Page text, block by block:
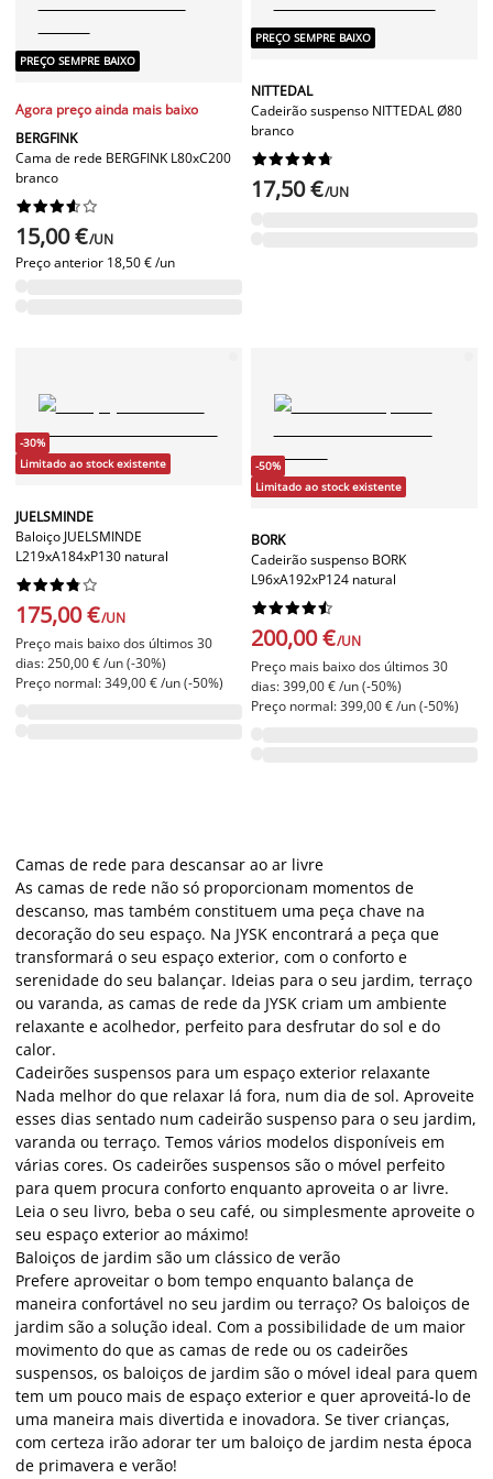
PREÇO SEMPRE BAIXO
Agora preço ainda mais baixo
BERGFINK
Cama de rede BERGFINK L80xC200
branco






15,00 €/UN
Preço anterior 18,50 € /un
PREÇO SEMPRE BAIXO
NITTEDAL
Cadeirão suspenso NITTEDAL Ø80
branco






17,50 €/UN
-30%
Limitado ao stock existente
JUELSMINDE
Baloiço JUELSMINDE
L219xA184xP130 natural






175,00 €/UN
Preço mais baixo dos últimos 30
dias: 250,00 € /un (-30%)
Preço normal: 349,00 € /un (-50%)
-50%
Limitado ao stock existente
BORK
Cadeirão suspenso BORK
L96xA192xP124 natural






200,00 €/UN
Preço mais baixo dos últimos 30
dias: 399,00 € /un (-50%)
Preço normal: 399,00 € /un (-50%)
Camas de rede para descansar ao ar livre
As camas de rede não só proporcionam momentos de
descanso, mas também constituem uma peça chave na
decoração do seu espaço. Na JYSK encontrará a peça que
transformará o seu espaço exterior, com o conforto e
serenidade do seu balançar. Ideias para o seu jardim, terraço
ou varanda, as camas de rede da JYSK criam um ambiente
relaxante e acolhedor, perfeito para desfrutar do sol e do
calor.
Cadeirões suspensos para um espaço exterior relaxante
Nada melhor do que relaxar lá fora, num dia de sol. Aproveite
esses dias sentado num cadeirão suspenso para o seu jardim,
varanda ou terraço. Temos vários modelos disponíveis em
várias cores. Os cadeirões suspensos são o móvel perfeito
para quem procura conforto enquanto aproveita o ar livre.
Leia o seu livro, beba o seu café, ou simplesmente aproveite o
seu espaço exterior ao máximo!
Baloiços de jardim são um clássico de verão
Prefere aproveitar o bom tempo enquanto balança de
maneira confortável no seu jardim ou terraço? Os baloiços de
jardim são a solução ideal. Com a possibilidade de um maior
movimento do que as camas de rede ou os cadeirões
suspensos, os baloiços de jardim são o móvel ideal para quem
tem um pouco mais de espaço exterior e quer aproveitá-lo de
uma maneira mais divertida e inovadora. Se tiver crianças,
com certeza irão adorar ter um baloiço de jardim nesta época
de primavera e verão!